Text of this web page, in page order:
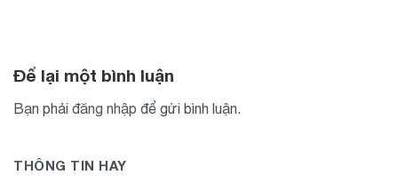
Để lại một bình luận
Bạn phải đăng nhập để gửi bình luận.
THÔNG TIN HAY